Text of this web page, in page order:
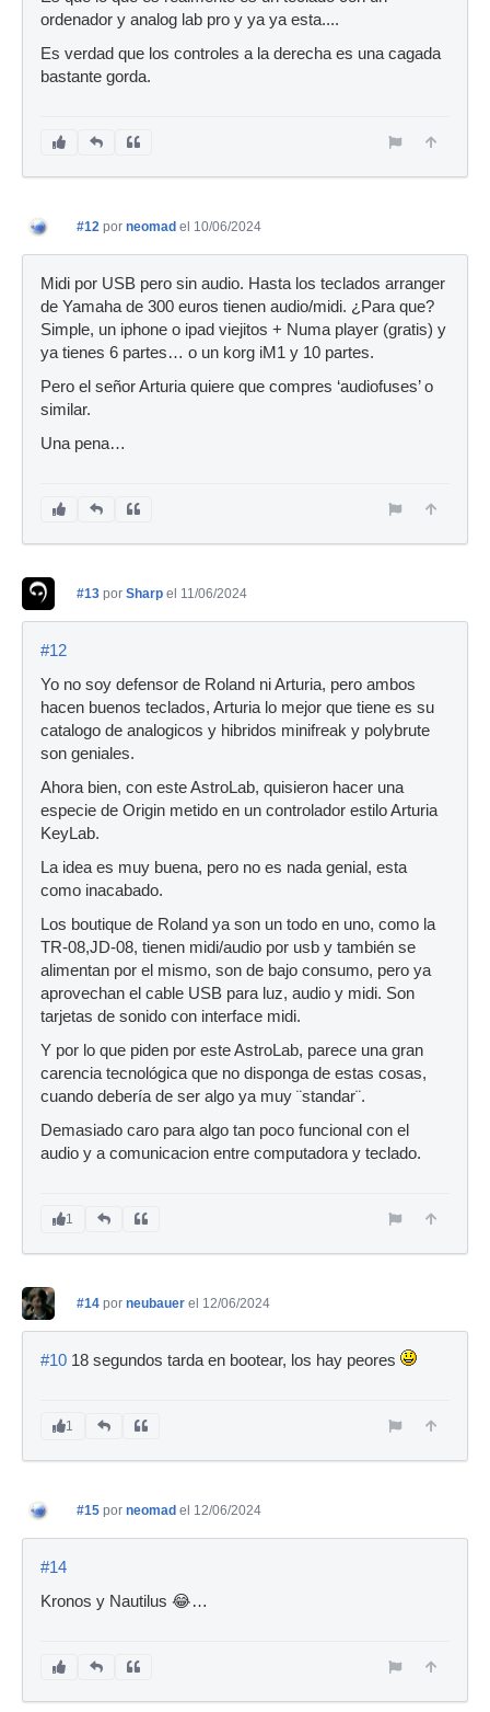
ordenador y analog lab pro y ya ya esta....
Es verdad que los controles a la derecha es una cagada
bastante gorda.
#12 por neomad el 10/06/2024
Midi por USB pero sin audio. Hasta los teclados arranger
de Yamaha de 300 euros tienen audio/midi. ¿Para que?
Simple, un iphone o ipad viejitos + Numa player (gratis) y
ya tienes 6 partes… o un korg iM1 y 10 partes.
Pero el señor Arturia quiere que compres ‘audiofuses’ o
similar.
Una pena…
#13 por Sharp el 11/06/2024
#12
Yo no soy defensor de Roland ni Arturia, pero ambos
hacen buenos teclados, Arturia lo mejor que tiene es su
catalogo de analogicos y hibridos minifreak y polybrute
son geniales.
Ahora bien, con este AstroLab, quisieron hacer una
especie de Origin metido en un controlador estilo Arturia
KeyLab.
La idea es muy buena, pero no es nada genial, esta
como inacabado.
Los boutique de Roland ya son un todo en uno, como la
TR-08,JD-08, tienen midi/audio por usb y también se
alimentan por el mismo, son de bajo consumo, pero ya
aprovechan el cable USB para luz, audio y midi. Son
tarjetas de sonido con interface midi.
Y por lo que piden por este AstroLab, parece una gran
carencia tecnológica que no disponga de estas cosas,
cuando debería de ser algo ya muy ¨standar¨.
Demasiado caro para algo tan poco funcional con el
audio y a comunicacion entre computadora y teclado.
1
#14 por neubauer el 12/06/2024
#10 18 segundos tarda en bootear, los hay peores
1
#15 por neomad el 12/06/2024
#14
Kronos y Nautilus 😂…